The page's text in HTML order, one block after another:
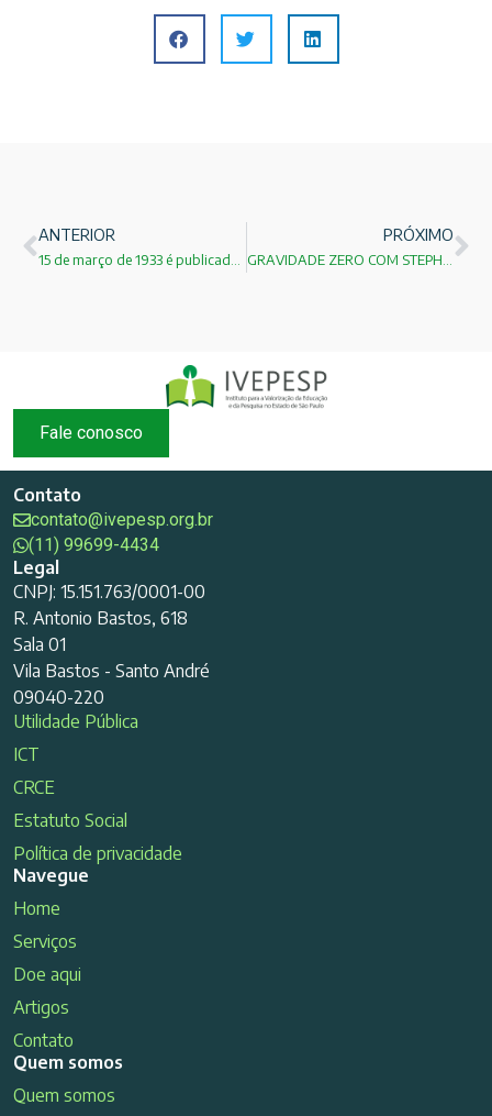
ANTERIOR PRÓXIMO
Fale conosco
Contato
contato@ivepesp.org.br
(11) 99699-4434
Legal
CNPJ: 15.151.763/0001-00
R. Antonio Bastos, 618
Sala 01
Vila Bastos - Santo André
09040-220
Utilidade Pública
ICT
CRCE
Estatuto Social
Política de privacidade
Navegue
Home
Serviços
Doe aqui
Artigos
Contato
Quem somos
Quem somos